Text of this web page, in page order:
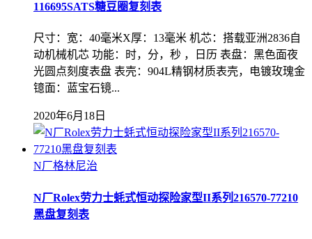
116695SATS糖豆圈复刻表
尺寸：宽：40毫米X厚：13毫米 机芯：搭载亚洲2836自
动机械机芯 功能：时，分，秒 ，日历 表盘：黑色面夜
光圆点刻度表盘 表壳：904L精钢材质表壳，电镀玫瑰金
镱面：蓝宝石镜...
2020年6月18日
N厂格林尼治
N厂Rolex劳力士蚝式恒动探险家型II系列216570-77210
黑盘复刻表